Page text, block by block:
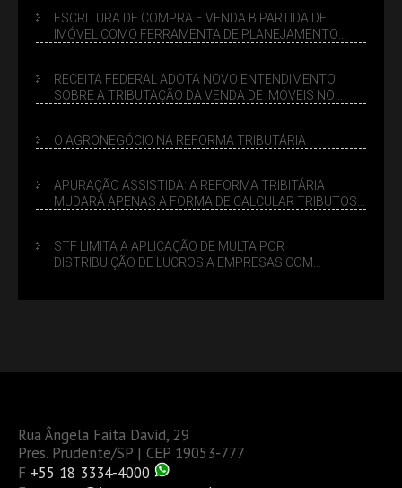
ESCRITURA DE COMPRA E VENDA BIPARTIDA DE
IMÓVEL COMO FERRAMENTA DE PLANEJAMENTO
RECEITA FEDERAL ADOTA NOVO ENTENDIMENTO
SOBRE A TRIBUTAÇÃO DA VENDA DE IMÓVEIS NO
O AGRONEGÓCIO NA REFORMA TRIBUTÁRIA
APURAÇÃO ASSISTIDA: A REFORMA TRIBITÁRIA
MUDARÁ APENAS A FORMA DE CALCULAR TRIBUTOS
STF LIMITA A APLICAÇÃO DE MULTA POR
DISTRIBUIÇÃO DE LUCROS A EMPRESAS COM
Rua Ângela Faita David, 29
Pres. Prudente/SP | CEP 19053-777
F +55 18 3334-4000